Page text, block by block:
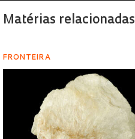
Matérias relacionadas
FRONTEIRA